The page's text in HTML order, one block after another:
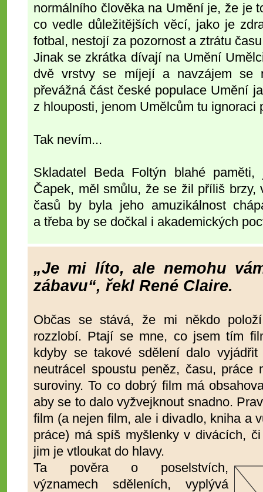
normálního člověka na Umění je, že je
co vedle důležitějších věcí, jako je
fotbal, nestojí za pozornost a ztrátu
Jinak se zkrátka dívají na Umění
dvě vrstvy se míjejí a navzájem se
převážná část české populace Umění
z hlouposti, jenom Umělcům tu ignoraci
Tak nevím...
Skladatel Beda Foltýn blahé
Čapek, měl smůlu, že se žil příliš brzy,
časů by byla jeho amuzikálnost
a třeba by se dočkal i akademických
„Je mi líto, ale nemohu
zábavu“, řekl René Claire.
Občas se stává, že mi někdo
rozzlobí. Ptají se mne, co jsem tím
kdyby se takové sdělení dalo
neutrácel spoustu peněz, času, práce
suroviny. To co dobrý film má
aby se to dalo vyžvejknout snadno.
film (a nejen film, ale i divadlo, kniha a
práce) má spíš myšlenky v divácích,
jim je vtloukat do hlavy.
Ta pověra o poselstvích,
významech sděleních, vyplývá